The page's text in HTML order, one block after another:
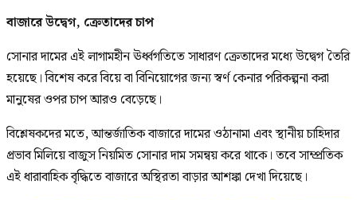
বাজারে উদ্বেগ, ক্রেতাদের চাপ
সোনার দামের এই লাগামহীন ঊর্ধ্বগতিতে সাধারণ ক্রেতাদের মধ্যে উদ্বেগ তৈরি
হয়েছে। বিশেষ করে বিয়ে বা বিনিয়োগের জন্য স্বর্ণ কেনার পরিকল্পনা করা
মানুষের ওপর চাপ আরও বেড়েছে।
বিশ্লেষকদের মতে, আন্তর্জাতিক বাজারে দামের ওঠানামা এবং স্থানীয় চাহিদার
প্রভাব মিলিয়ে বাজুস নিয়মিত সোনার দাম সমন্বয় করে থাকে। তবে সাম্প্রতিক
এই ধারাবাহিক বৃদ্ধিতে বাজারে অস্থিরতা বাড়ার আশঙ্কা দেখা দিয়েছে।